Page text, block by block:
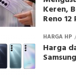
Keren,
Reno 12
HARGA HP
Harga